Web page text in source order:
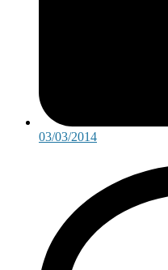
03/03/2014